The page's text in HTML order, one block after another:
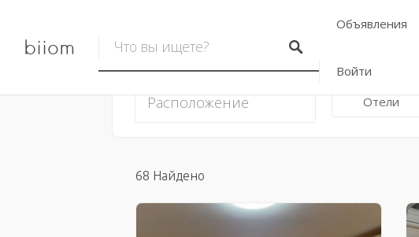
biiom
Объявления
Войти
Отели
68 Найдено